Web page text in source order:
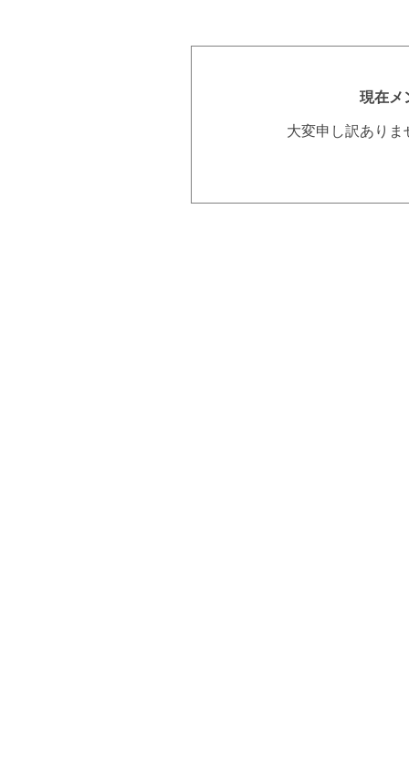
現在メ
大変申し訳あり